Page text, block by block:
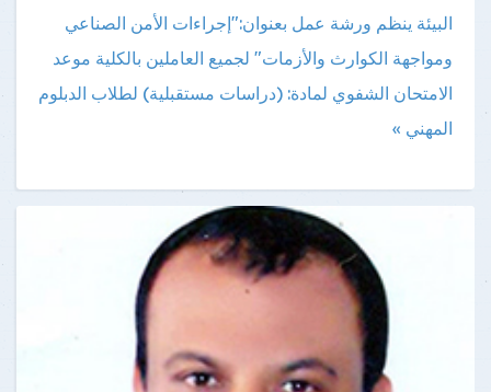
البيئة ينظم ورشة عمل بعنوان:"إجراءات الأمن الصناعي
ومواجهة الكوارث والأزمات" لجميع العاملين بالكلية موعد
الامتحان الشفوي لمادة: (دراسات مستقبلية) لطلاب الدبلوم
المهني »